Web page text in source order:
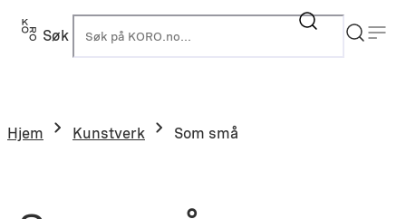
Hopp
Søk
Hjem Kunstverk Som små